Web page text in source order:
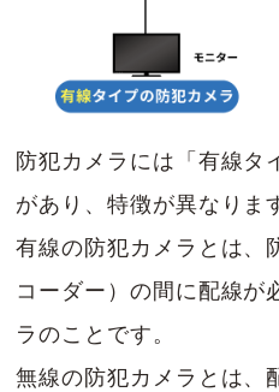
防犯カメラには「有線タ
があり、特徴が異なりま
有線の防犯カメラとは、
コーダー）の間に配線が
ラのことです。
無線の防犯カメラとは、